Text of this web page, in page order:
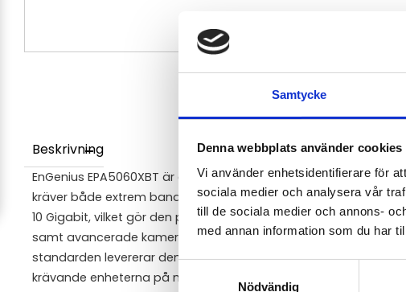
Samtycke
Denna webbplats använder cookies
Vi använder enhetsidentifierare för
sociala medier och analysera vår
till de sociala medier och annons-
med annan information som du har
Nödvändig
Beskrivning
EnGenius EPA5060XBT är en framtidssäker PoE-adapter
kräver både extrem bandbredd och hög effekt. Den stöder
10 Gigabit, vilket gör den perfekt för de nyaste Wi-Fi 7- och Wi-
samt avancerade kamerasystem. Genom att följa den senaste
standarden levererar den upp till 60W effekt, vilket räcker för
krävande enheterna på marknaden över en enda nätverkskabel.